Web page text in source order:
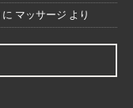
に マッサージ より